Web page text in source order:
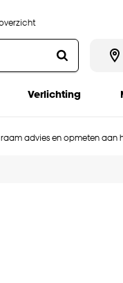
Verlichting
advies en opmeten aan